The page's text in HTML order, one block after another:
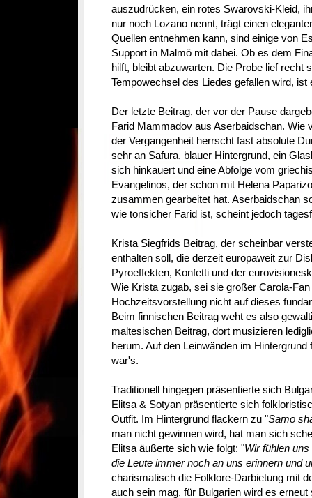
auszudrücken, ein rotes Swarovski-Kleid,
nur noch Lozano nennt, trägt einen
Quellen entnehmen kann, sind einige von
Support in Malmö mit dabei. Ob es dem
hilft, bleibt abzuwarten. Die Probe lief recht
Tempowechsel des Liedes gefallen wird, ist
Der letzte Beitrag, der vor der Pause
Farid Mammadov aus Aserbaidschan. Wie
der Vergangenheit herrscht fast absolute
sehr an Safura, blauer Hintergrund, ein
sich hinkauert und eine Abfolge vom
Evangelinos, der schon mit Helena
zusammen gearbeitet hat. Aserbaidschan
wie tonsicher Farid ist, scheint jedoch
Krista Siegfrids Beitrag, der scheinbar
enthalten soll, die derzeit europaweit zur
Pyroeffekten, Konfetti und der
Wie Krista zugab, sei sie großer Carola-
Hochzeitsvorstellung nicht auf dieses
Beim finnischen Beitrag weht es also
maltesischen Beitrag, dort musizieren
herum. Auf den Leinwänden im
war's.
Traditionell hingegen präsentierte sich
Elitsa & Sotyan präsentierte sich
Outfit. Im Hintergrund flackern zu "Samo
man nicht gewinnen wird, hat man sich
Elitsa äußerte sich wie folgt: "Wir fühlen
die Leute immer noch an uns erinnern und
charismatisch die Folklore-Darbietung mit
auch sein mag, für Bulgarien wird es